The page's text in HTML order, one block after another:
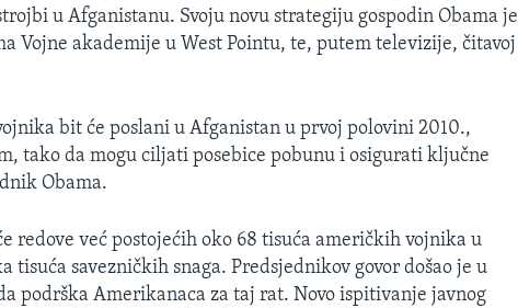
u Afganistanu. Svoju novu strategiju gospodin Obama je
Vojne akademije u West Pointu, te, putem televizije, čitavoj
bit će poslani u Afganistan u prvoj polovini 2010.,
tako da mogu ciljati posebice pobunu i osigurati ključne
Obama.
redove već postojećih oko 68 tisuća američkih vojnika u
tisuća savezničkih snaga. Predsjednikov govor došao je u
podrška Amerikanaca za taj rat. Novo ispitivanje javnog